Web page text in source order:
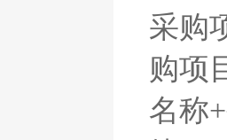
采购
购项
名称